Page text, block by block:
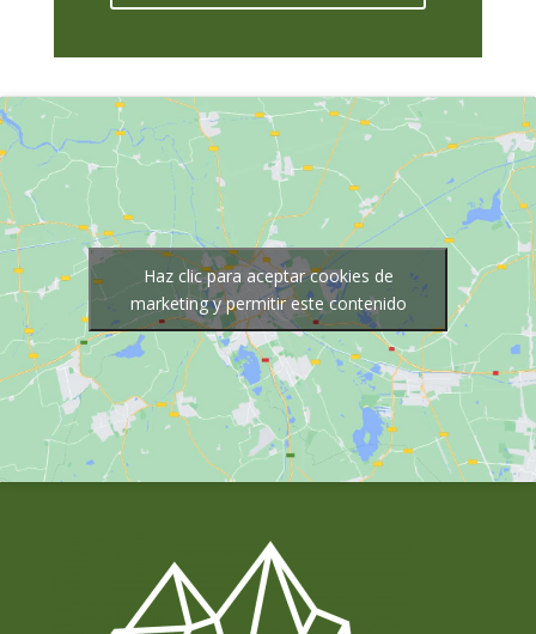
Haz clic para aceptar cookies de
marketing y permitir este contenido